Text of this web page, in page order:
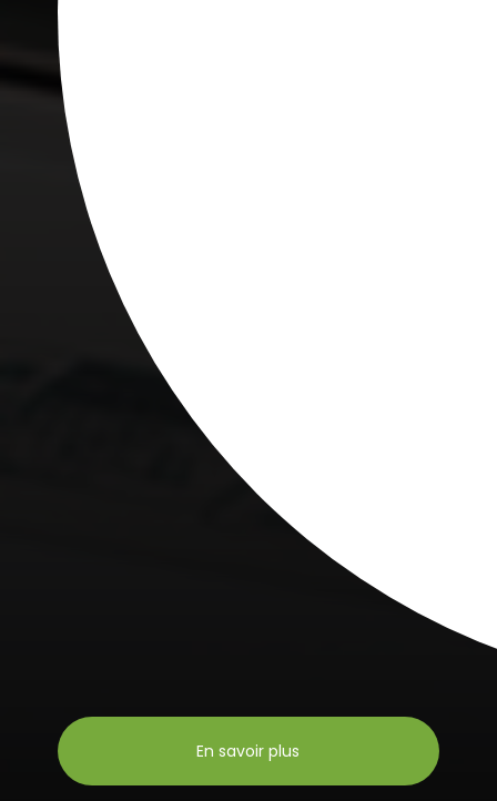
En savoir plus